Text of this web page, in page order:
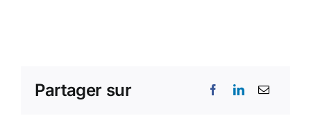
Partager sur